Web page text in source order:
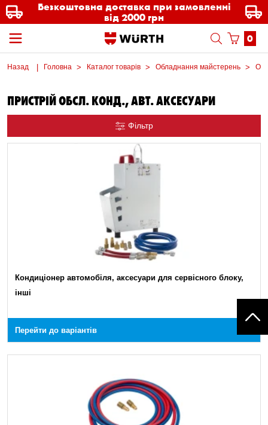
Безкоштовна доставка при замовленні
від 2000 грн
0
Назад Головна Каталог товарів Обладнання майстерень
ПРИСТРІЙ ОБСЛ. КОНД., АВТ. АКСЕСУАРИ
Фільтр
Кондиціонер автомобіля, аксесуари для сервісного блоку,
інші
Перейти до варіантів